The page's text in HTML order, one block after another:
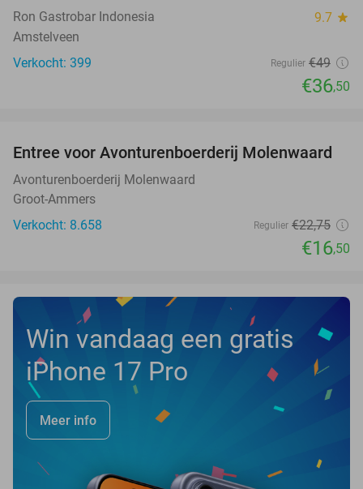
Ron Gastrobar Indonesia 9.7 star
Amstelveen
Verkocht: 399
Regulier €49
€36,50
27%
Entree voor Avonturenboerderij Molenwaard
Avonturenboerderij Molenwaard
Groot-Ammers
Verkocht: 8.658
Regulier €22,75
€16,50
Win vandaag een gratis
iPhone 17 Pro
Meer info